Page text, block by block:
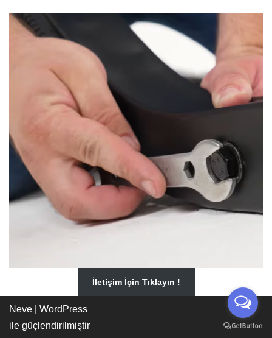
İletişim İçin Tıklayın !
Neve
WordPress
ile güçlendirilmiştir